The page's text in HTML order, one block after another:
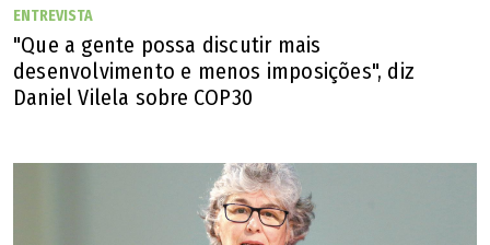
ENTREVISTA
"Que a gente possa discutir mais
desenvolvimento e menos imposições", diz
Daniel Vilela sobre COP30